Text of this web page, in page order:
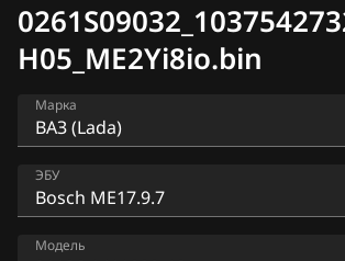
H05_ME2Yi8io.bin
Марка
Acura
Alfa Romeo
ЭБУ
Bosch ME17.9.7
Модель